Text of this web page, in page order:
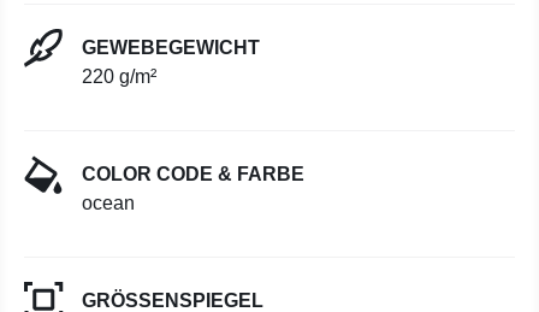
GEWEBEGEWICHT
220 g/m²
COLOR CODE & FARBE
ocean
GRÖSSENSPIEGEL